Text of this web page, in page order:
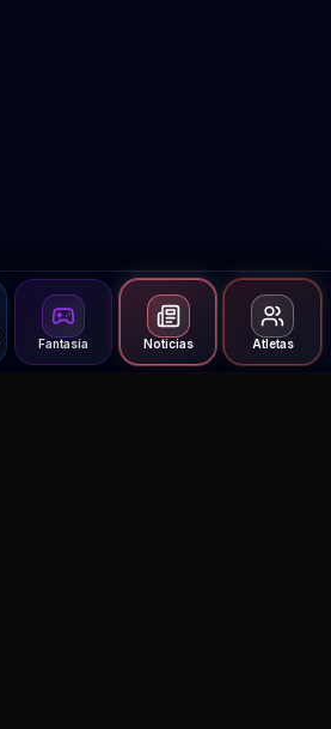
Fantasía Noticias Atletas